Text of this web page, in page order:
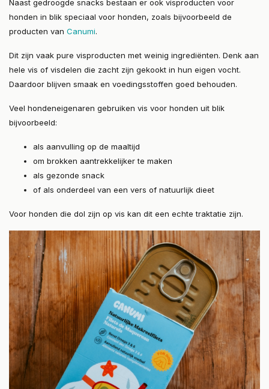
Naast gedroogde snacks bestaan er ook visproducten voor
honden in blik speciaal voor honden, zoals bijvoorbeeld de
producten van Canumi.
Dit zijn vaak pure visproducten met weinig ingrediënten. Denk aan
hele vis of visdelen die zacht zijn gekookt in hun eigen vocht.
Daardoor blijven smaak en voedingsstoffen goed behouden.
Veel hondeneigenaren gebruiken vis voor honden uit blik
bijvoorbeeld:
als aanvulling op de maaltijd
om brokken aantrekkelijker te maken
als gezonde snack
of als onderdeel van een vers of natuurlijk dieet
Voor honden die dol zijn op vis kan dit een echte traktatie zijn.